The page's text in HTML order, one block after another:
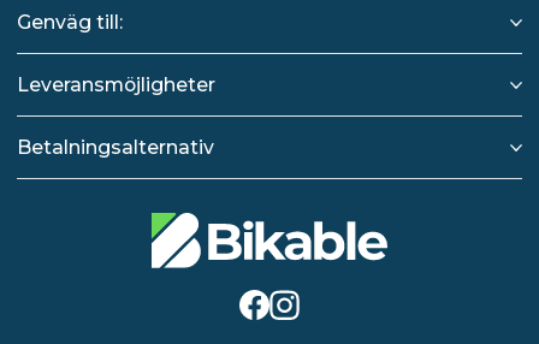
Genväg till:
Leveransmöjligheter
Betalningsalternativ